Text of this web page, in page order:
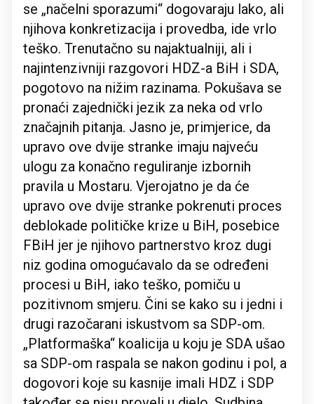
se „načelni sporazumi“ dogovaraju lako, ali
njihova konkretizacija i provedba, ide vrlo
teško. Trenutačno su najaktualniji, ali i
najintenzivniji razgovori HDZ-a BiH i SDA,
pogotovo na nižim razinama. Pokušava se
pronaći zajednički jezik za neka od vrlo
značajnih pitanja. Jasno je, primjerice, da
upravo ove dvije stranke imaju najveću
ulogu za konačno reguliranje izbornih
pravila u Mostaru. Vjerojatno je da će
upravo ove dvije stranke pokrenuti proces
deblokade političke krize u BiH, posebice
FBiH jer je njihovo partnerstvo kroz dugi
niz godina omogućavalo da se određeni
procesi u BiH, iako teško, pomiču u
pozitivnom smjeru. Čini se kako su i jedni i
drugi razočarani iskustvom sa SDP-om.
„Platformaška“ koalicija u koju je SDA ušao
sa SDP-om raspala se nakon godinu i pol, a
dogovori koje su kasnije imali HDZ i SDP